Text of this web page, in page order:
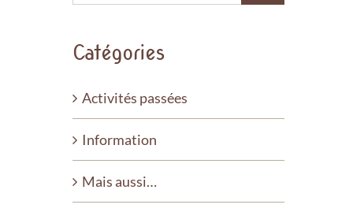
Catégories
Activités passées
Information
Mais aussi…